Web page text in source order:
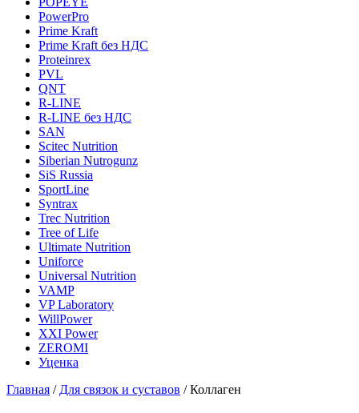
PowerPro
Prime Kraft
Prime Kraft без НДС
Proteinrex
PVL
QNT
R-LINE
R-LINE без НДС
SAN
Scitec Nutrition
Siberian Nutrogunz
SiS Russia
SportLine
Syntrax
Trec Nutrition
Tree of Life
Ultimate Nutrition
Uniforce
Universal Nutrition
VAMP
VP Laboratory
WillPower
XXI Power
ZEROMI
Уценка
Главная / Для связок и суставов /Коллаген